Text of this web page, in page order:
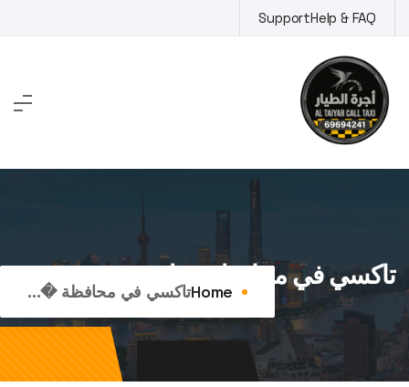
Help & FAQ
Support
تاكسي في محافظة حولي
Homeتاكسي في محافظة �...